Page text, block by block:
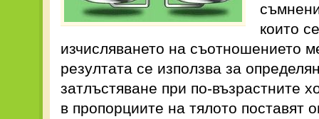
които
изчисляването на съотношението
резултата се използва за
затлъстяване при по-възрастните
в пропорциите на тялото поставят